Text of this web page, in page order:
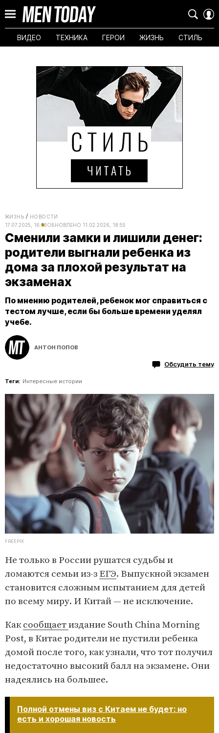
ВИДЕО ТЕХНИКА ГЕРОИ ЖИЗНЬ СТИЛЬ
ЖИЗНЬ
НОВОСТИ
17.07.2025, 16:53ОБНОВЛЕНО 11.02.2026, 18:55
Сменили замки и лишили денег:
родители выгнали ребенка из
дома за плохой результат на
экзаменах
По мнению родителей, ребенок мог справиться с
тестом лучше, если бы больше времени уделял
учебе.
АНТОН ПОПОВ
Обсудить тему
Теги: Интересные истории
FREEPIK
Не только в России рушатся судьбы и
ломаются семьи из-з ЕГЭ. Выпускной экзамен
становится сложным испытанием для детей
по всему миру. И Китай — не исключение.
Каксообщаетиздание South China Morning
Post, в Китае родители не пустили ребенка
домой после того, как узнали, что тот получил
недостаточно высокий балл на экзамене. Они
надеялись на большее.
Полной отмены виз с Китаем не будет: но
есть и хорошая новость